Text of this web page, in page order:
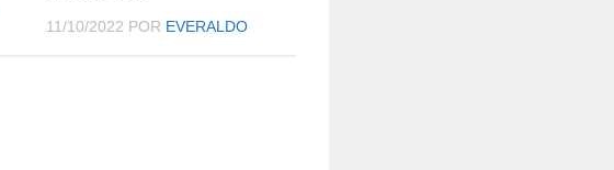
11/10/2022 POR EVERALDO